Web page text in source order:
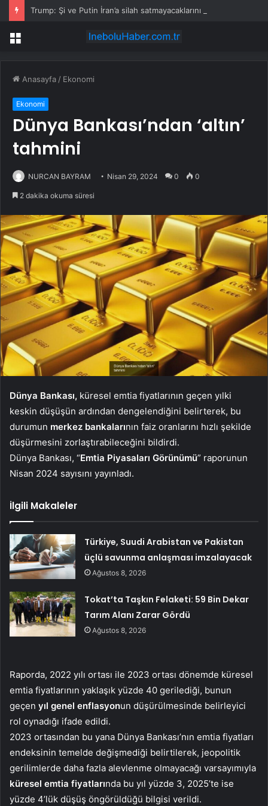
Trump: Şi ve Putin İran’a silah satmayacaklarını söyledi
Menü
Anasayfa / Ekonomi
Ekonomi
Dünya Bankası’ndan ‘altın’
tahmini
NURCAN BAYRAM Nisan 29, 2024 0 0
2 dakika okuma süresi
Dünya Bankası, küresel emtia fiyatlarının geçen yılki
keskin düşüşün ardından dengelendiğini belirterek, bu
durumun merkez bankalarının faiz oranlarını hızlı şekilde
düşürmesini zorlaştırabileceğini bildirdi.
Dünya Bankası, “Emtia Piyasaları Görünümü” raporunun
Nisan 2024 sayısını yayınladı.
İlgili Makaleler
Türkiye, Suudi Arabistan ve Pakistan
üçlü savunma anlaşması imzalayacak
Ağustos 8, 2026
Tokat’ta Taşkın Felaketi: 59 Bin Dekar
Tarım Alanı Zarar Gördü
Ağustos 8, 2026
Raporda, 2022 yılı ortası ile 2023 ortası dönemde küresel
emtia fiyatlarının yaklaşık yüzde 40 gerilediği, bunun
geçen yıl genel enflasyonun düşürülmesinde belirleyici
rol oynadığı ifade edildi.
2023 ortasından bu yana Dünya Bankası’nın emtia fiyatları
endeksinin temelde değişmediği belirtilerek, jeopolitik
gerilimlerde daha fazla alevlenme olmayacağı varsayımıyla
küresel emtia fiyatlarında bu yıl yüzde 3, 2025’te ise
yüzde 4’lük düşüş öngörüldüğü bilgisi verildi.